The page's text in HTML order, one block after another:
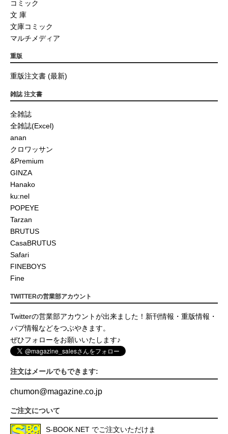
コミック
文 庫
文庫コミック
マルチメディア
重版
重版注文書 (最新)
雑誌 注文書
全雑誌
全雑誌(Excel)
anan
クロワッサン
&Premium
GINZA
Hanako
ku:nel
POPEYE
Tarzan
BRUTUS
CasaBRUTUS
Safari
FINEBOYS
Fine
TWITTERの営業部アカウント
Twitterの営業部アカウントが出来ました！新刊情報・重版情報・
パブ情報などをつぶやきます。
ぜひフォローをお願いいたします♪
注文はメールでもできます:
chumon@magazine.co.jp
ご注文について
S-BOOK.NET でご注文いただけま